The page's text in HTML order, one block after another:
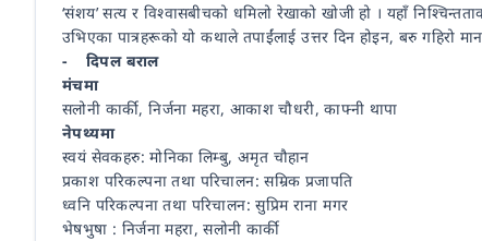
‘संशय’ सत्य र विश्वासबीचको धमिलो रेखाको खोजी हो । यहाँ
उभिएका पात्रहरूको यो कथाले तपाईंलाई उत्तर दिन होइन, बरु गहिरो
- दिपल बराल
मंचमा
सलोनी कार्की, निर्जना महरा, आकाश चौधरी, काफ्नी थापा
नेपथ्यमा
स्वयं सेवकहरु: मोनिका लिम्बु, अमृत चौहान
प्रकाश परिकल्पना तथा परिचालन: सम्रिक प्रजापति
ध्वनि परिकल्पना तथा परिचालन: सुप्रिम राना मगर
भेषभुषा : निर्जना महरा, सलोनी कार्की